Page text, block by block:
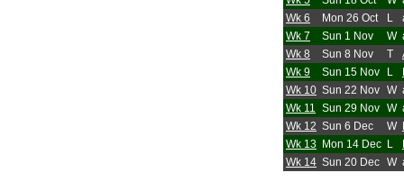
Wk 6
Mon 26 Oct L
Wk 7
Sun 1 Nov W
Wk 8
Sun 8 Nov T
Wk 9
Sun 15 Nov L
Wk 10 Sun 22 Nov W
Wk 11 Sun 29 Nov W
Wk 12 Sun 6 Dec W
Wk 13 Mon 14 Dec L
Wk 14 Sun 20 Dec W